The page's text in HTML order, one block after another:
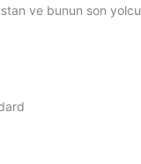
ve bunun son